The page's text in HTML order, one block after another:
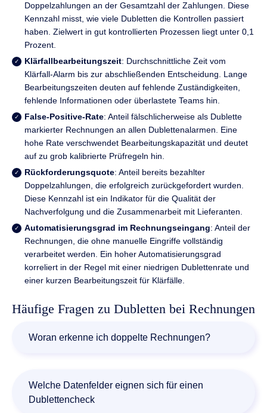
Doppelzahlungen an der Gesamtzahl der Zahlungen. Diese
Kennzahl misst, wie viele Dubletten die Kontrollen passiert
haben. Zielwert in gut kontrollierten Prozessen liegt unter 0,1
Prozent.
Klärfallbearbeitungszeit: Durchschnittliche Zeit vom
Klärfall-Alarm bis zur abschließenden Entscheidung. Lange
Bearbeitungszeiten deuten auf fehlende Zuständigkeiten,
fehlende Informationen oder überlastete Teams hin.
False-Positive-Rate: Anteil fälschlicherweise als Dublette
markierter Rechnungen an allen Dublettenalarmen. Eine
hohe Rate verschwendet Bearbeitungskapazität und deutet
auf zu grob kalibrierte Prüfregeln hin.
Rückforderungsquote: Anteil bereits bezahlter
Doppelzahlungen, die erfolgreich zurückgefordert wurden.
Diese Kennzahl ist ein Indikator für die Qualität der
Nachverfolgung und die Zusammenarbeit mit Lieferanten.
Automatisierungsgrad im Rechnungseingang: Anteil der
Rechnungen, die ohne manuelle Eingriffe vollständig
verarbeitet werden. Ein hoher Automatisierungsgrad
korreliert in der Regel mit einer niedrigen Dublettenrate und
einer kurzen Bearbeitungszeit für Klärfälle.
Häufige Fragen zu Dubletten bei Rechnungen
Woran erkenne ich doppelte Rechnungen?
Sie Rechnungsnummer, Lieferanten-ID, Rechnungsbetrag
und Rechnungsdatum abgleichen. Stimmen drei oder
mehr dieser Felder überein, liegt mit hoher
Welche Datenfelder eignen sich für einen
Dublettencheck